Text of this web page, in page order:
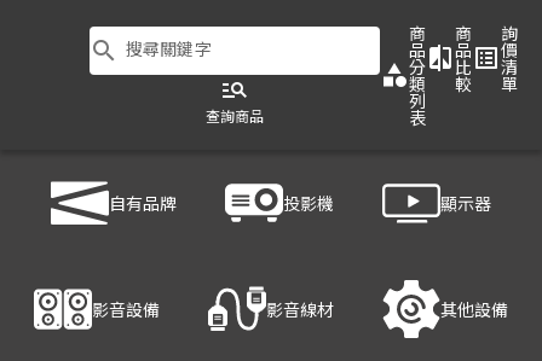
search 搜尋關鍵字
manage_search
查詢商品
category
商
品
分
類
列
表
compare
商
品
比
較
list_alt
詢
價
清
單
自有品牌 投影機 顯示器
影音設備 影音線材 其他設備
音響設備